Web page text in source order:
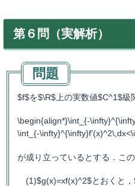
第６問（実解析）
$f$を$\R$上の実数値$C^1$級
\begin{align*}\int_{-
\int_{-
が成り立っているとする．こ
$g(x)=xf(x)^2$とおくと，